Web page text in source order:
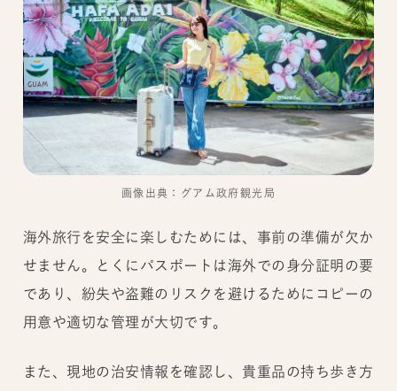
画像出典：グアム政府観光局
海外旅行を安全に楽しむためには、事前の準備が欠か
せません。とくにパスポートは海外での身分証明の要
であり、紛失や盗難のリスクを避けるためにコピーの
用意や適切な管理が大切です。
また、現地の治安情報を確認し、貴重品の持ち歩き方